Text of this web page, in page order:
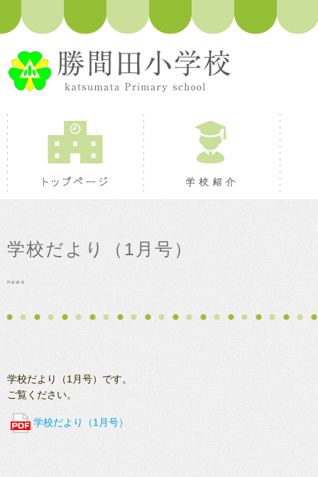
トップページ 学校紹介
学校だより（1月号）
news
学校だより（1月号）です。
ご覧ください。
学校だより（1月号）